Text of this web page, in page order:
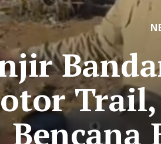
Trail,
Bencana